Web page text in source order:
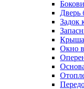
Окно